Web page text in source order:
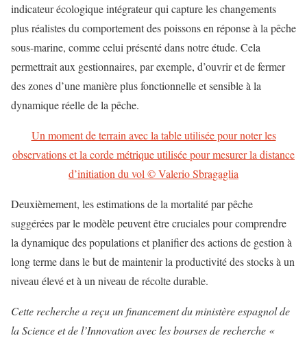
indicateur écologique intégrateur qui capture les changements
plus réalistes du comportement des poissons en réponse à la pêche
sous-marine, comme celui présenté dans notre étude. Cela
permettrait aux gestionnaires, par exemple, d’ouvrir et de fermer
des zones d’une manière plus fonctionnelle et sensible à la
dynamique réelle de la pêche.
Un moment de terrain avec la table utilisée pour noter les
observations et la corde métrique utilisée pour mesurer la distance
d’initiation du vol © Valerio Sbragaglia
Deuxièmement, les estimations de la mortalité par pêche
suggérées par le modèle peuvent être cruciales pour comprendre
la dynamique des populations et planifier des actions de gestion à
long terme dans le but de maintenir la productivité des stocks à un
niveau élevé et à un niveau de récolte durable.
Cette recherche a reçu un financement du ministère espagnol de
la Science et de l’Innovation avec les bourses de recherche «